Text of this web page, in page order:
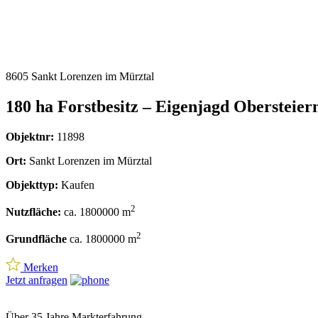
8605 Sankt Lorenzen im Mürztal
180 ha Forstbesitz – Eigenjagd
Objektnr: 11898
Ort: Sankt Lorenzen im Mürztal
Objekttyp: Kaufen
Nutzfläche: ca. 1800000 m2
Grundfläche ca. 1800000 m2
Merken
Jetzt anfragen